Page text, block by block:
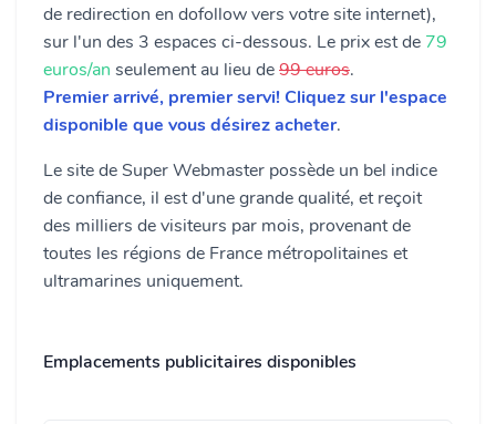
de redirection en dofollow vers votre site internet),
sur l'un des 3 espaces ci-dessous. Le prix est de 79
euros/an seulement au lieu de99 euros.
Premier arrivé, premier servi! Cliquez sur l'espace
disponible que vous désirez acheter.
Le site de Super Webmaster possède un bel indice
de confiance, il est d'une grande qualité, et reçoit
des milliers de visiteurs par mois, provenant de
toutes les régions de France métropolitaines et
ultramarines uniquement.
Emplacements publicitaires disponibles